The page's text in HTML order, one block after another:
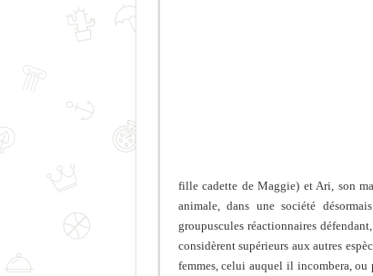
fille cadette de Maggie) et Ari, son
animale, dans une société
groupuscules réactionnaires
considèrent supérieurs aux autres
femmes, celui auquel il incombera,